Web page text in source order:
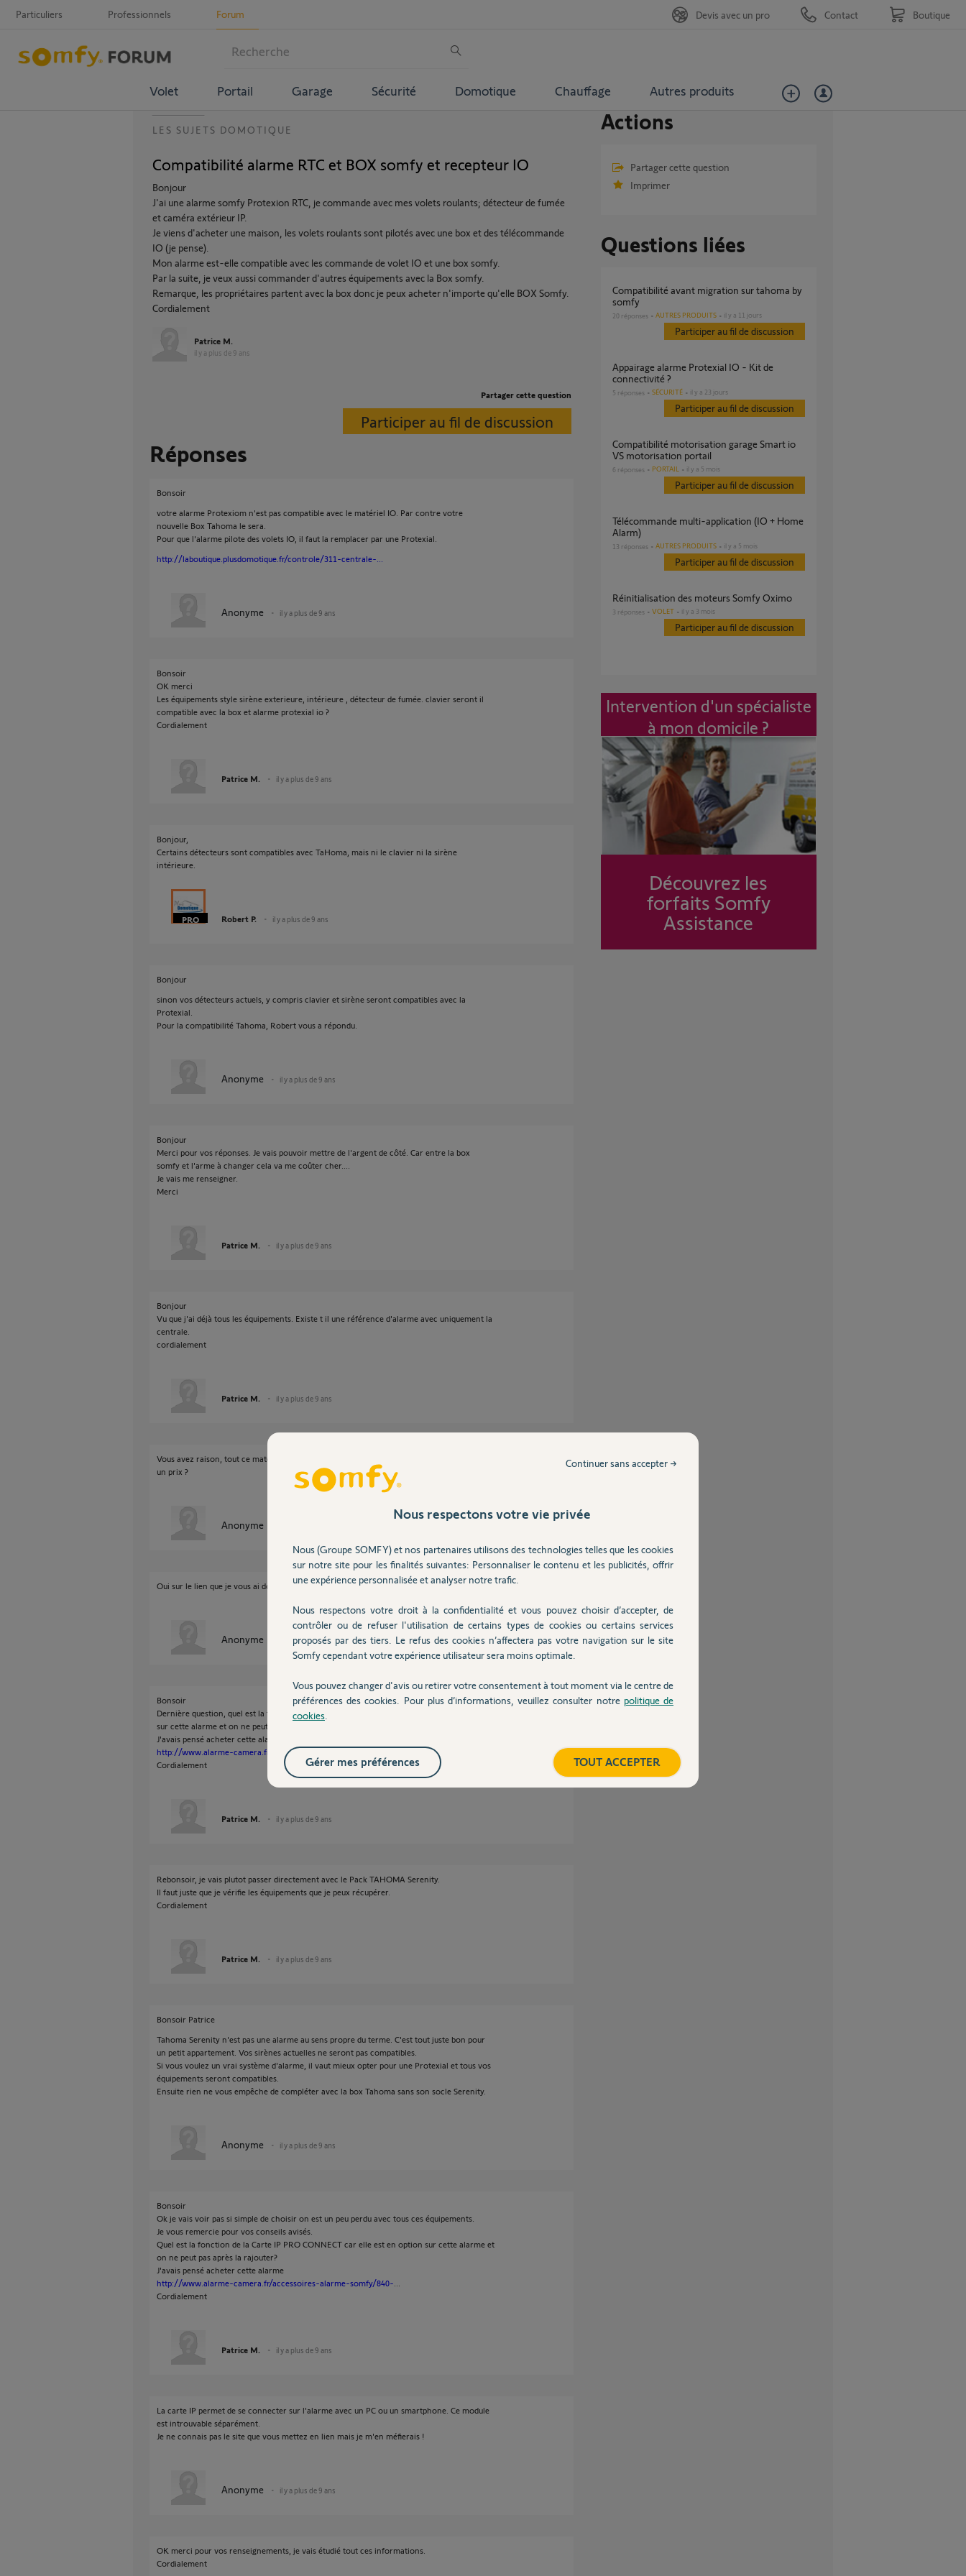
Particuliers Professionnels Forum
Volet Portail Garage Sécurité Domotique Chauffage Autres produits
Devis avec un pro Contact Boutique
LES SUJETS DOMOTIQUE
Compatibilité alarme RTC et BOX somfy et recepteur IO
Bonjour
J'ai une alarme somfy Protexion RTC, je commande avec mes volets roulants; détecteur de fumée
et caméra extérieur IP.
Je viens d'acheter une maison, les volets roulants sont pilotés avec une box et des télécommande
IO (je pense).
Mon alarme est-elle compatible avec les commande de volet IO et une box somfy.
Par la suite, je veux aussi commander d'autres équipements avec la Box somfy.
Remarque, les propriétaires partent avec la box donc je peux acheter n'importe qu'elle BOX Somfy.
Cordialement
Patrice M.
il y a plus de 9 ans
Partager cette question
Participer au fil de discussion
Réponses
Bonsoir
votre alarme Protexiom n'est pas compatible avec le matériel IO. Par contre votre
nouvelle Box Tahoma le sera.
Pour que l'alarme pilote des volets IO, il faut la remplacer par une Protexial.
http://laboutique.plusdomotique.fr/controle/311-centrale-...
Anonyme il y a plus de 9 ans
Bonsoir
OK merci
Les équipements style sirène exterieure, intérieure , détecteur de fumée. clavier seront il
compatible avec la box et alarme protexial io ?
Cordialement
Patrice M. il y a plus de 9 ans
Bonjour,
Certains détecteurs sont compatibles avec TaHoma, mais ni le clavier ni la sirène
intérieure.
Robert P. il y a plus de 9 ans
Bonjour
sinon vos détecteurs actuels, y compris clavier et sirène seront compatibles avec la
Protexial.
Pour la compatibilité Tahoma, Robert vous a répondu.
Anonyme il y a plus de 9 ans
Bonjour
Merci pour vos réponses. Je vais pouvoir mettre de l'argent de côté. Car entre la box
somfy et l'arme à changer cela va me coûter cher....
Je vais me renseigner.
Merci
Patrice M. il y a plus de 9 ans
Bonjour
Vu que j'ai déjà tous les équipements. Existe t il une référence d'alarme avec uniquement la
centrale.
cordialement
Patrice M. il y a plus de 9 ans
Vous avez raison, tout ce matériel n'est pas donné mais la sécurité et la tranquillité ont elle
un prix ?
Anonyme
Oui sur le lien que je vous ai donné plus haut.
Anonyme il y a plus de 9 ans
Bonsoir
Dernière question, quel est la fonction de la Carte IP PRO CONNECT car elle est en option
sur cette alarme et on ne peut pas après la rajouter?
J'avais pensé acheter cette alarme
http://www.alarme-camera.fr/accessoires-alarme-somfy/840-...
Cordialement
Patrice M. il y a plus de 9 ans
Rebonsoir, je vais plutot passer directement avec le Pack TAHOMA Serenity.
Il faut juste que je vérifie les équipements que je peux récupérer.
Cordialement
Patrice M. il y a plus de 9 ans
Bonsoir Patrice
Tahoma Serenity n'est pas une alarme au sens propre du terme. C'est tout juste bon pour
un petit appartement. Vos sirènes actuelles ne seront pas compatibles.
Si vous voulez un vrai système d'alarme, il vaut mieux opter pour une Protexial et tous vos
équipements seront compatibles.
Ensuite rien ne vous empêche de compléter avec la box Tahoma sans son socle Serenity.
Anonyme il y a plus de 9 ans
Bonsoir
Ok je vais voir pas si simple de choisir on est un peu perdu avec tous ces équipements.
Je vous remercie pour vos conseils avisés.
Quel est la fonction de la Carte IP PRO CONNECT car elle est en option sur cette alarme et
on ne peut pas après la rajouter?
J'avais pensé acheter cette alarme
http://www.alarme-camera.fr/accessoires-alarme-somfy/840-
Cordialement
Patrice M. il y a plus de 9 ans
La carte IP permet de se connecter sur l'alarme avec un PC ou un smartphone. Ce module
est introuvable séparément.
Je ne connais pas le site que vous mettez en lien mais je m'en méfierais !
Anonyme il y a plus de 9 ans
OK merci pour vos renseignements, je vais étudié tout ces informations.
Cordialement
Actions
Partager cette question
Imprimer
Questions liées
compatibilité avant migration sur tahoma by
somfy
20 réponses AUTRES PRODUITS il y a 11 jours
Participer au fil de discussion
Appairage alarme Protexial IO - Kit de
connectivité ?
5 réponses SÉCURITÉ il y a 23 jours
Participer au fil de discussion
Compatibilité motorisation garage Smart io
VS motorisation portail
6 réponses PORTAIL il y a 5 mois
Participer au fil de discussion
Télécommande multi-application (IO + Home
Alarm)
13 réponses AUTRES PRODUITS il y a 5 mois
Participer au fil de discussion
Réinitialisation des moteurs Somfy Oximo
3 réponses VOLET il y a 3 mois
Participer au fil de discussion
Intervention d'un spécialiste
à mon domicile ?
Découvrez les
forfaits Somfy
Assistance
Nous respectons votre vie privée
Nous (Groupe SOMFY) et nos partenaires utilisons des technologies telles que les cookies
sur notre site pour les finalités suivantes: Personnaliser le contenu et les publicités, offrir
une expérience personnalisée et analyser notre trafic.
Nous respectons votre droit à la confidentialité et vous pouvez choisir d’accepter, de
contrôler ou de refuser l'utilisation de certains types de cookies ou certains services
proposés par des tiers. Le refus des cookies n’affectera pas votre navigation sur le site
Somfy cependant votre expérience utilisateur sera moins optimale.
Vous pouvez changer d'avis ou retirer votre consentement à tout moment via le centre de
préférences des cookies. Pour plus d’informations, veuillez consulter notre politique de
cookies
Continuer sans accepter →
TOUT ACCEPTER
Gérer mes préférences